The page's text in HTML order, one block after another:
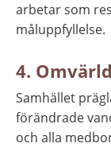
arbetar som
måluppfyllelse.
4.
Samhället
förändrade
och alla